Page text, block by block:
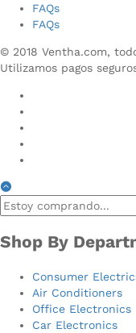
FAQs
FAQs
© 2018 Ventha.com,
Utilizamos pagos
Shop By
Consumer
Air Conditioners
Office Electronics
Car Electronics